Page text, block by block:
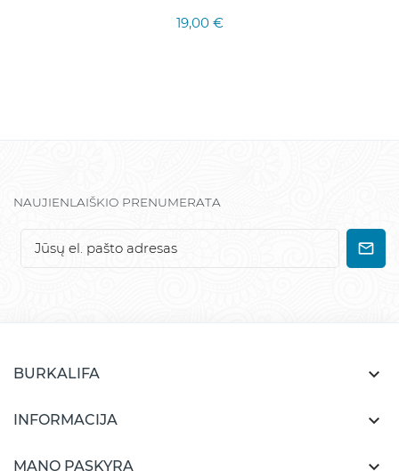
19,00 €
NAUJIENLAIŠKIO PRENUMERATA
BURKALIFA 
INFORMACIJA 
MANO PASKYRA